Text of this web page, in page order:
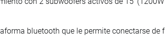
bluetooth que le permite conectarse de f